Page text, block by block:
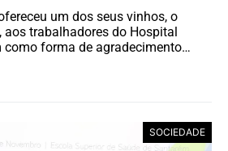
um dos seus vinhos, o
trabalhadores do Hospital
como forma de agradecimento…
SOCIEDADE